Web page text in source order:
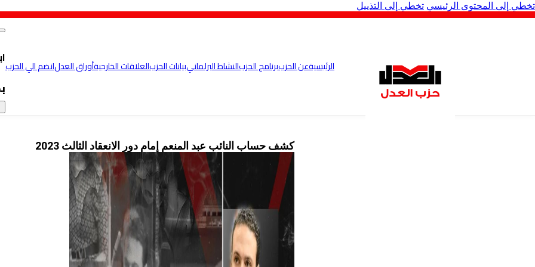
تخطي إلى المحتوى الرئيسي تخطي إلى التذييل
الرئيسيةعن الحزببرنامج الحزبالنشاط البرلمانيبيانات الحزبالعلاقات الخارجيةأوراق العدلانضم الي الحزب
كشف حساب النائب عبد المنعم إمام دور الانعقاد الثالث 2023